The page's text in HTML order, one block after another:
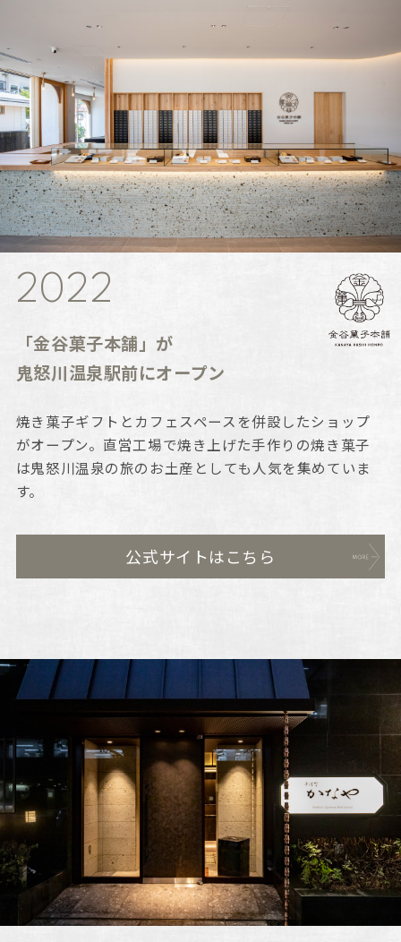
2022
「金谷菓子本舗」が
鬼怒川温泉駅前にオープン
焼き菓子ギフトとカフェスペースを併設したショップ
がオープン。直営工場で焼き上げた手作りの焼き菓子
は鬼怒川温泉の旅のお土産としても人気を集めていま
す。
公式サイトはこちら